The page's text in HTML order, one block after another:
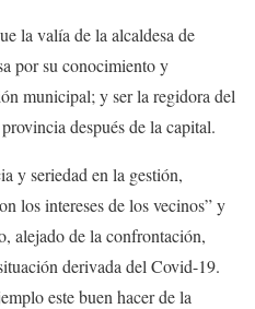
la valía de la alcaldesa de
por su conocimiento y
municipal; y ser la regidora del
después de la capital.
y seriedad en la gestión,
los intereses de los vecinos” y
alejado de la confrontación,
derivada del Covid-19.
este buen hacer de la